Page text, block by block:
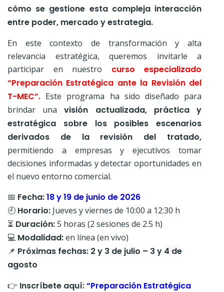
cómo se gestione esta compleja interacción
entre poder, mercado y estrategia.
En este contexto de transformación y alta
relevancia estratégica, queremos invitarle a
participar en nuestro curso especializado
“Preparación Estratégica ante la Revisión del
T-MEC”. Este programa ha sido diseñado para
brindar unavisión actualizada, práctica y
estratégica sobre los posibles escenarios
derivados de la revisión del tratado,
permitiendo a empresas y ejecutivos tomar
decisiones informadas y detectar oportunidades en
el nuevo entorno comercial.
📅 Fecha:18 y 19 de junio de 2026
🕘 Horario: Jueves y viernes de 10:00 a 12:30 h
⏳ Duración:5 horas (2 sesiones de 2.5 h)
💻 Modalidad:en línea (en vivo)
📌 Próximas fechas: 2 y 3 de julio – 3 y 4 de
agosto
👉 Inscríbete aquí:“Preparación Estratégica